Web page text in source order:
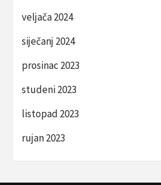
veljača 2024
siječanj 2024
prosinac 2023
studeni 2023
listopad 2023
rujan 2023